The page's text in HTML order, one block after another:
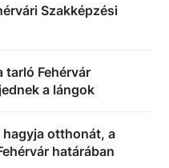
Szakképzési
tarló Fehérvár
a lángok
hagyja otthonát, a
határában